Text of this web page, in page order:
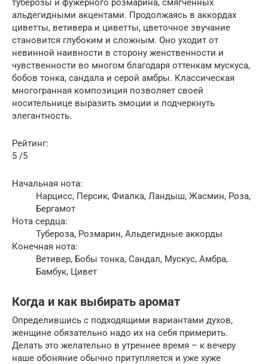
туберозы и фужерного розмарина, смягченных
альдегидными акцентами. Продолжаясь в аккордах
циветты, ветивера и циветты, цветочное звучание
становится глубоким и сложным. Оно уходит от
невинной наивности в сторону женственности и
чувственности во многом благодаря оттенкам мускуса,
бобов тонка, сандала и серой амбры. Классическая
многогранная композиция позволяет своей
носительнице выразить эмоции и подчеркнуть
элегантность.
Рейтинг:
5 /5
Начальная нота:
Нарцисс, Персик, Фиалка, Ландыш, Жасмин, Роза,
Бергамот
Нота сердца:
Тубероза, Розмарин, Альдегидные аккорды
Конечная нота:
Ветивер, Бобы тонка, Сандал, Мускус, Амбра,
Бамбук, Цивет
Когда и как выбирать аромат
Определившись с подходящими вариантами духов,
женщине обязательно надо их на себя примерить.
Делать это желательно в утреннее время – к вечеру
наше обоняние обычно притупляется и уже хуже